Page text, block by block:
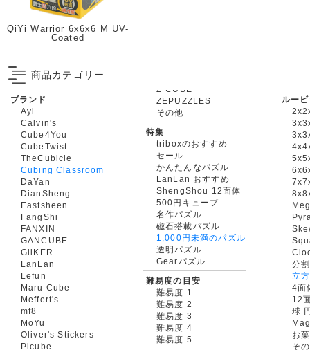
QiYi Warrior 6x6x6 M UV-
Coated
商品カテゴリー
ブランド
Ayi
Calvin's
Cube4You
CubeTwist
TheCubicle
Cubing Classroom
DaYan
DianSheng
Eastsheen
FangShi
FANXIN
GANCUBE
GiiKER
LanLan
Lefun
Maru Cube
Meffert's
mf8
MoYu
Oliver's Stickers
Picube
ZEPUZZLES
その他
特集
triboxのおすすめ
セール
かんたんなパズル
LanLan おすすめ
ShengShou 12面体
500円キューブ
名作パズル
磁石搭載パズル
1,000円未満のパズル
透明パズル
Gearパズル
難易度の目安
難易度 1
難易度 2
難易度 3
難易度 4
難易度 5
ルー
分
立
4面
12
球
お
そ